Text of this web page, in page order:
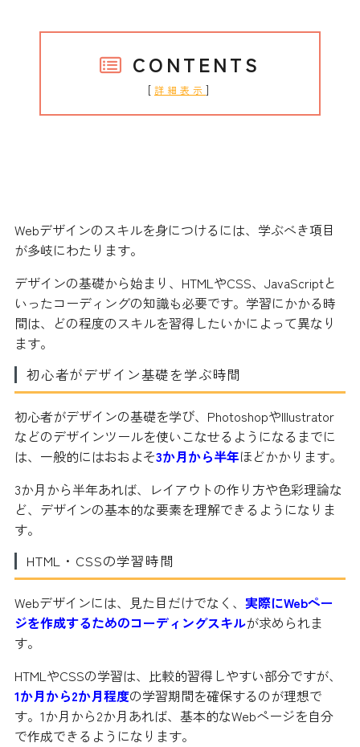
CONTENTS
[ 詳細表示 ]
Webデザインのスキルを身につけるには、学ぶべき項目
が多岐にわたります。
デザインの基礎から始まり、HTMLやCSS、JavaScriptと
いったコーディングの知識も必要です。学習にかかる時
間は、どの程度のスキルを習得したいかによって異なり
ます。
初心者がデザイン基礎を学ぶ時間
初心者がデザインの基礎を学び、PhotoshopやIllustrator
などのデザインツールを使いこなせるようになるまでに
は、一般的にはおおよそ3か月から半年ほどかかります。
3か月から半年あれば、レイアウトの作り方や色彩理論な
ど、デザインの基本的な要素を理解できるようになりま
す。
HTML・CSSの学習時間
Webデザインには、見た目だけでなく、 実際にWebペー
ジを作成するためのコーディングスキルが求められま
す。
HTMLやCSSの学習は、比較的習得しやすい部分ですが、
1か月から2か月程度の学習期間を確保するのが理想で
す。1か月から2か月あれば、基本的なWebページを自分
で作成できるようになります。